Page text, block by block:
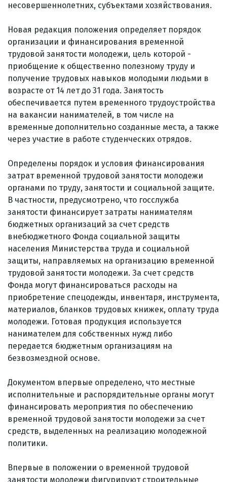
несовершеннолетних, субъектами хозяйствования.
Новая редакция положения определяет порядок
организации и финансирования временной
трудовой занятости молодежи, цель которой -
приобщение к общественно полезному труду и
получение трудовых навыков молодыми людьми в
возрасте от 14 лет до 31 года. Занятость
обеспечивается путем временного трудоустройства
на вакансии нанимателей, в том числе на
временные дополнительно созданные места, а также
через участие в работе студенческих отрядов.
Определены порядок и условия финансирования
затрат временной трудовой занятости молодежи
органами по труду, занятости и социальной защите.
В частности, предусмотрено, что госслужба
занятости финансирует затраты нанимателям
бюджетных организаций за счет средств
внебюджетного Фонда социальной защиты
населения Министерства труда и социальной
защиты, направляемых на организацию временной
трудовой занятости молодежи. За счет средств
Фонда могут финансироваться расходы на
приобретение спецодежды, инвентаря, инструмента,
материалов, бланков трудовых книжек, оплату труда
молодежи. Готовая продукция используется
нанимателем для собственных нужд либо
передается бюджетным организациям на
безвозмездной основе.
Документом впервые определено, что местные
исполнительные и распорядительные органы могут
финансировать мероприятия по обеспечению
временной трудовой занятости молодежи за счет
средств, выделенных на реализацию молодежной
политики.
Впервые в положении о временной трудовой
занятости молодежи фигурируют строительные